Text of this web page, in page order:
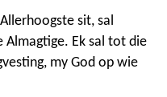
sit, sal
Almagtige. Ek sal tot die
my God op wie